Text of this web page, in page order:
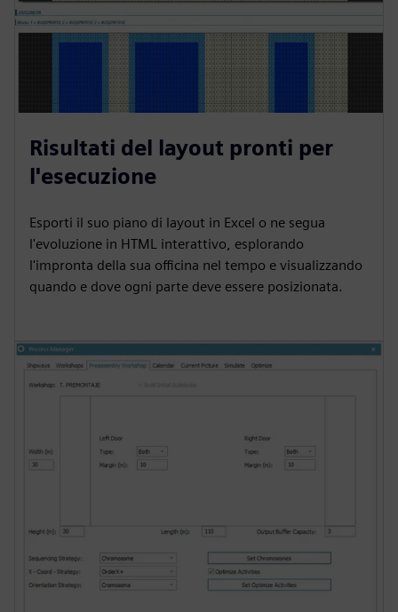
Risultati del layout pronti per
l'esecuzione
Esporti il suo piano di layout in Excel o ne segua
l'evoluzione in HTML interattivo, esplorando
l'impronta della sua officina nel tempo e visualizzando
quando e dove ogni parte deve essere posizionata.